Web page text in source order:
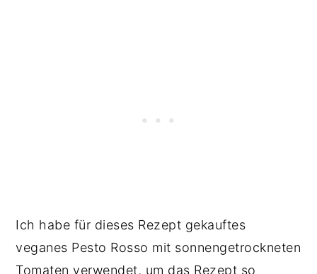
Ich habe für dieses Rezept gekauftes
veganes Pesto Rosso mit sonnengetrockneten
Tomaten verwendet, um das Rezept so